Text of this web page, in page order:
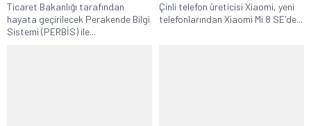
Ticaret Bakanlığı tarafından
hayata geçirilecek Perakende Bilgi
Sistemi (PERBİS) ile...
Çinli telefon üreticisi Xiaomi, yeni
telefonlarından Xiaomi Mi 8 SE'de...